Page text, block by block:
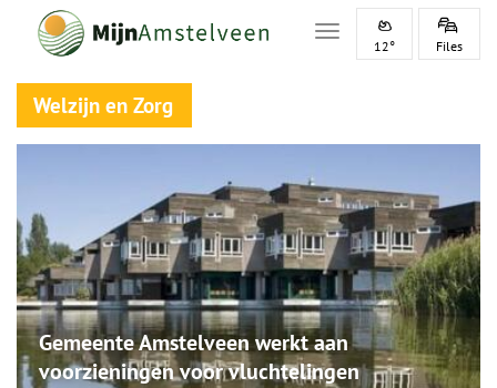
Toggle navigation
12° Files
Welzijn en Zorg
Gemeente Amstelveen werkt aan
voorzieningen voor vluchtelingen